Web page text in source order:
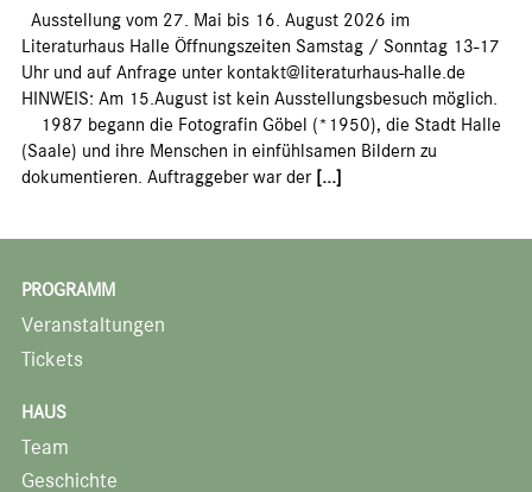
Ausstellung vom 27. Mai bis 16. August 2026 im
Literaturhaus Halle Öffnungszeiten Samstag / Sonntag 13-17
Uhr und auf Anfrage unter kontakt@literaturhaus-halle.de
HINWEIS: Am 15.August ist kein Ausstellungsbesuch möglich.
1987 begann die Fotografin Göbel (*1950), die Stadt Halle
(Saale) und ihre Menschen in einfühlsamen Bildern zu
dokumentieren. Auftraggeber war der [...]
PROGRAMM
Veranstaltungen
Tickets
HAUS
Team
Geschichte